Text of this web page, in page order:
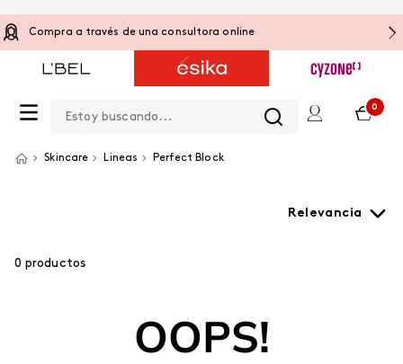
Compra a través de una consultora online
0
Skincare Lineas Perfect Block
Relevancia
0 productos
OOPS!